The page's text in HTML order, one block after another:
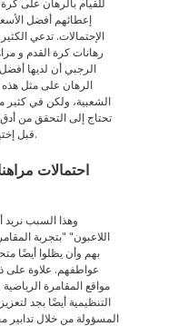
للقيام بالرهان على
إعطائهم أفضل
الإحتمالات. تدعي
رهانات كرة القدم و
الرجبي أن لديها
الرهان على مثل
الشعبية، ولكن في كثير
تحتاج إلى التحقق من
قبل إختيار الموقع.
احتمالات
وهذا السبب نريد
اللاعبون" "بتجربة
بهم وأن يظلوا أيضًا
عواطفهم. علاوة على
مواقع المقامرة
التنظيمية أيضًا بجد
المسؤولة من خلال تدابير